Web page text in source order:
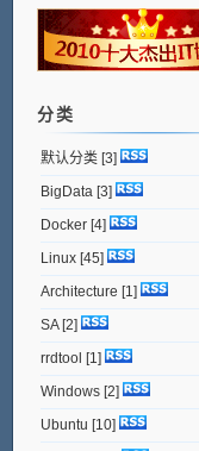
分类
默认分类[3]
BigData [3]
Docker[4]
Linux[45]
Architecture [1]
SA[2]
rrdtool [1]
Windows[2]
Ubuntu [10]